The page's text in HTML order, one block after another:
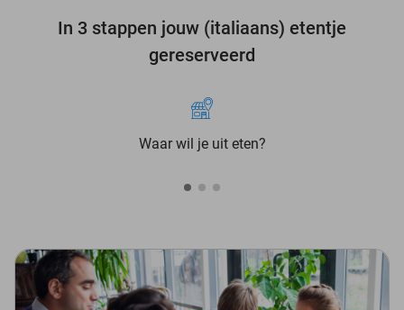
In 3 stappen jouw (italiaans) etentje
gereserveerd
Waar wil je uit eten?